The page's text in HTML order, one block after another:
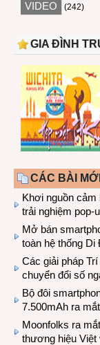
VIDEO (242)
GIA ĐÌNH
CÁC BÀI MỚI
Khơi nguồn cảm
trải nghiệm pop-
Mở bán
toàn hệ thống Di
Các giải pháp
chuyển đổi số
Bộ đôi
7.500mAh ra
Moonfolks ra
thương hiệu